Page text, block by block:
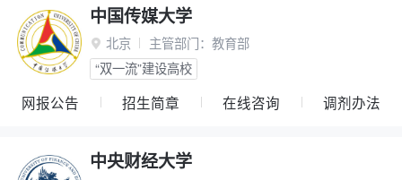
中国传媒大学
 北京 主管部门： 教育部
“双一流”建设高校
网报公告 招生简章 在线咨询 调剂办法
中央财经大学